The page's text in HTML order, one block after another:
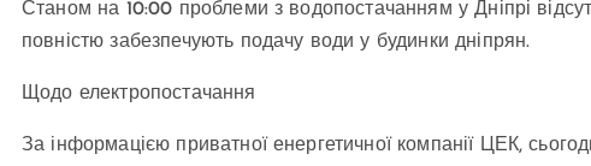
Станом на 10:00 проблеми з водопостачанням у Дніпрі
повністю забезпечують подачу води у будинки дніпрян.
Щодо електропостачання
За інформацією приватної енергетичної компанії ЦЕК,